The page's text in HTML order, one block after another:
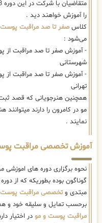
را آموزش خواهند دید .
کلاسصفر تا صد مراقبت
می‌شود :
- آموزش صفر تا صد مراقبت از
شهرستانی
- آموزش صفر تا صد مراقبت
تهرانی
همچنین هنرجویانی که قصد
مو در کامرون را دارند
نمایند .
آموزش تخصصی مراقبت
نحوه برگزاری دوره های
گوناگون بوده بطوریکه که از
مبتدی وتخصصی مراقبت پوست
برحسب تمایل و سلیقه خود و
مراقبت پوست و مو در اختیار